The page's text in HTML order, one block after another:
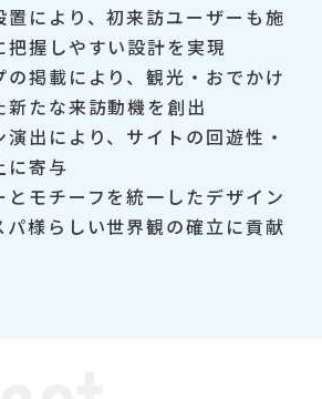
置により、初来訪ユーザーも施
把握しやすい設計を実現
の掲載により、観光・おでかけ
新たな来訪動機を創出
出により、サイトの回遊性・
に寄与
とモチーフを統一したデザイン
パ様らしい世界観の確立に貢献